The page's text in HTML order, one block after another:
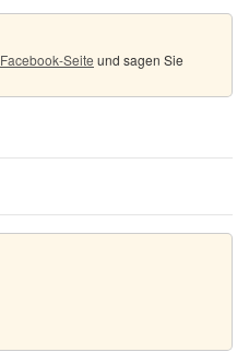
Handel /
Facebook-Seite und sagen Sie